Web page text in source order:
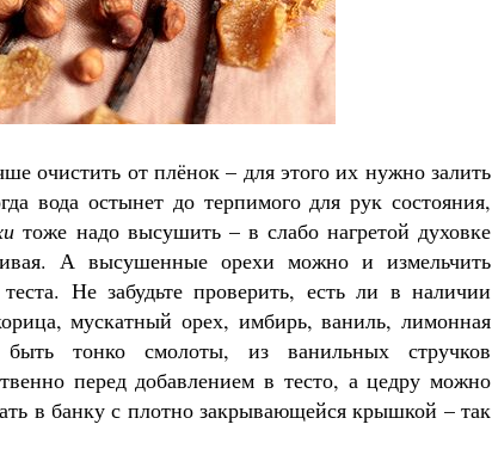
очистить от плёнок – для этого их нужно залить
вода остынет до терпимого для рук состояния,
тоже надо высушить – в слабо нагретой духовке
А высушенные орехи можно и измельчить
Не забудьте проверить, есть ли в наличии
мускатный орех, имбирь, ваниль, лимонная
тонко смолоты, из ванильных стручков
перед добавлением в тесто, а цедру можно
в банку с плотно закрывающейся крышкой – так